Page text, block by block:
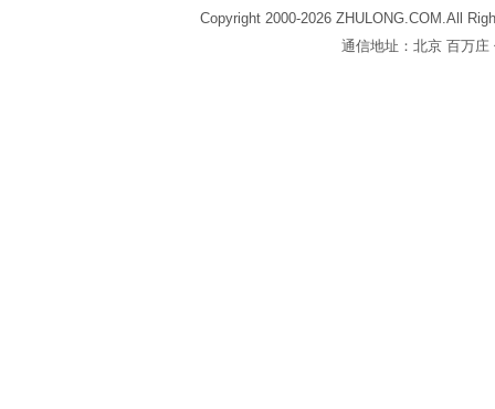
Copyright 2000-2026 ZHULONG.COM.All
通信地址：北京 百万